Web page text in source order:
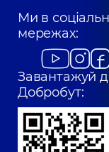
Ми в
мережах:
Завантажуй
Добробут: